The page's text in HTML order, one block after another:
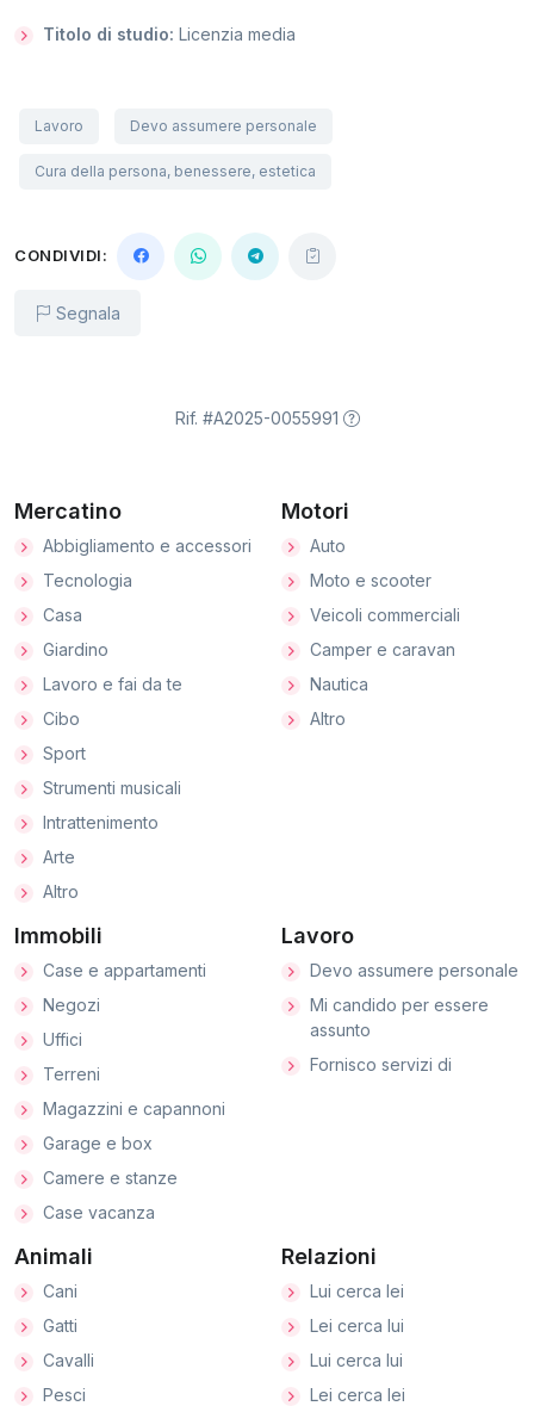
Titolo di studio: Licenzia media
Lavoro Devo assumere personale
Cura della persona, benessere, estetica
CONDIVIDI:
Segnala
Rif. #A2025-0055991
Mercatino
Abbigliamento e accessori
Tecnologia
Casa
Giardino
Lavoro e fai da te
Cibo
Sport
Strumenti musicali
Intrattenimento
Arte
Altro
Motori
Auto
Moto e scooter
Veicoli commerciali
Camper e caravan
Nautica
Altro
Immobili
Case e appartamenti
Negozi
Uffici
Terreni
Magazzini e capannoni
Garage e box
Camere e stanze
Case vacanza
Lavoro
Devo assumere personale
Mi candido per essere
assunto
Fornisco servizi di
Animali
Cani
Gatti
Cavalli
Pesci
Relazioni
Lui cerca lei
Lei cerca lui
Lui cerca lui
Lei cerca lei